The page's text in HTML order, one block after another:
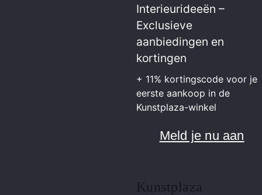
Interieurideeën –
Exclusieve
aanbiedingen en
kortingen
+ 11% kortingscode voor je
eerste aankoop in de
Kunstplaza-winkel
Meld je nu aan
Kunstplaza